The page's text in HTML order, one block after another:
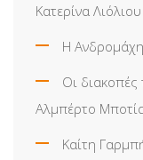
Κατερίνα Λιόλιου
Η
Οι διακοπές
Αλμπέρτο
Καίτη